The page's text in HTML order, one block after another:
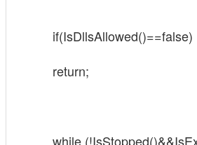
if(IsDllsAllowed()==false)
return;
while